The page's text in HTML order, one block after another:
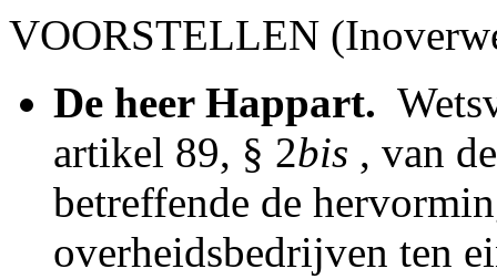
VOORSTELLEN
De heer Happart.
artikel 89, § 2bis , van
betreffende de
overheidsbedrijven ten